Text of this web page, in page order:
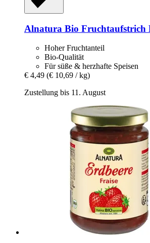
Alnatura Bio Fruchtaufstrich
Hoher Fruchtanteil
Bio-Qualität
Für süße & herzhafte Speisen
€ 4,49 (€ 10,69 / kg)
Zustellung bis 11. August